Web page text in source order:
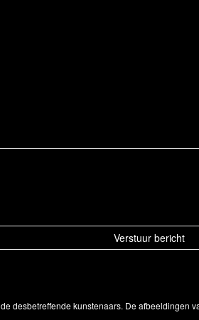
desbetreffende kunstenaars. De afbeeldingen